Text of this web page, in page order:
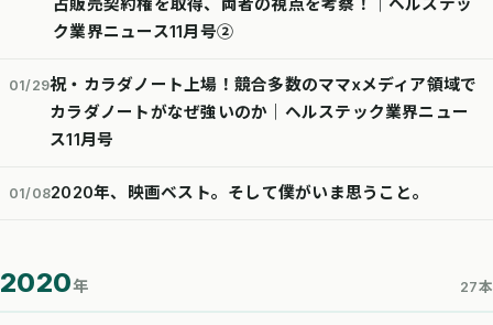
占販売契約権を取得、両者の視点を考察！｜ヘルステッ
ク業界ニュース11月号②
01/29祝・カラダノート上場！競合多数のママxメディア領域で
カラダノートがなぜ強いのか｜ヘルステック業界ニュー
ス11月号
01/082020年、映画ベスト。そして僕がいま思うこと。
2020年 27本